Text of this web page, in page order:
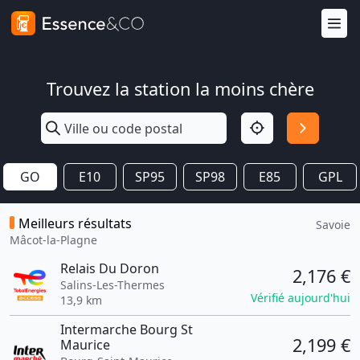
Trouvez la station la moins chère
GO E10 SP95 SP98 E85 GPL
Meilleurs résultats
Mâcot-la-Plagne
Savoie
Relais Du Doron
Salins-Les-Thermes
13,9 km
2,176 €
Vérifié aujourd'hui
Intermarche Bourg St
Maurice
2,199 €